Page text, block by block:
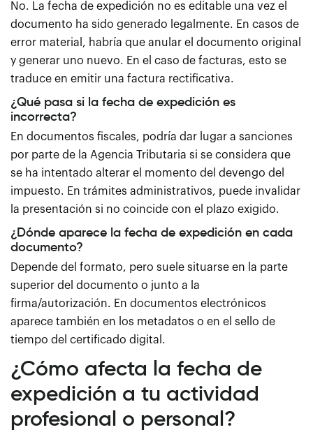
No. La fecha de expedición no es editable una vez el
documento ha sido generado legalmente. En casos de
error material, habría que anular el documento original
y generar uno nuevo. En el caso de facturas, esto se
traduce en emitir una factura rectificativa.
¿Qué pasa si la fecha de expedición es
incorrecta?
En documentos fiscales, podría dar lugar a sanciones
por parte de la Agencia Tributaria si se considera que
se ha intentado alterar el momento del devengo del
impuesto. En trámites administrativos, puede invalidar
la presentación si no coincide con el plazo exigido.
¿Dónde aparece la fecha de expedición en cada
documento?
Depende del formato, pero suele situarse en la parte
superior del documento o junto a la
firma/autorización. En documentos electrónicos
aparece también en los metadatos o en el sello de
tiempo del certificado digital.
¿Cómo afecta la fecha de
expedición a tu actividad
profesional o personal?